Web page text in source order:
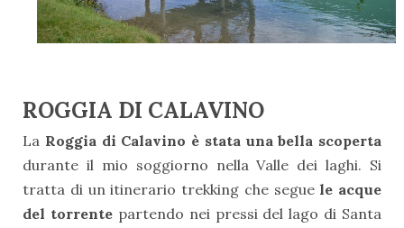
ROGGIA DI CALAVINO
La Roggia di Calavino è stata una bella scoperta
durante il mio soggiorno nella Valle dei laghi. Si
tratta di un itinerario trekking che segue le acque
del torrente partendo nei pressi del lago di Santa